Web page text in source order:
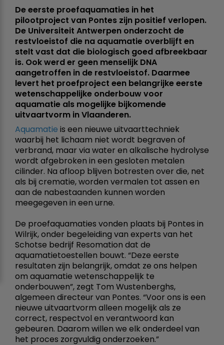
De eerste proefaquamaties in het
pilootproject van Pontes zijn positief verlopen.
De Universiteit Antwerpen onderzocht de
restvloeistof die na aquamatie overblijft en
stelt vast dat die biologisch goed afbreekbaar
is. Ook werd er geen menselijk DNA
aangetroffen in de restvloeistof. Daarmee
levert het proefproject een belangrijke eerste
wetenschappelijke onderbouw voor
aquamatie als mogelijke bijkomende
uitvaartvorm in Vlaanderen.
Aquamatie is een nieuwe uitvaarttechniek
waarbij het lichaam niet wordt begraven of
verbrand, maar via water en alkalische hydrolyse
wordt afgebroken in een gesloten metalen
cilinder. Na afloop blijven botresten over die, net
als bij crematie, worden vermalen tot assen en
aan de nabestaanden kunnen worden
meegegeven in een urne.
De proefaquamaties vonden plaats bij Pontes in
Wilrijk, onder begeleiding van experts van het
Schotse bedrijf Resomation dat de
aquamatietoestellen bouwt. “Deze eerste
resultaten zijn belangrijk, omdat ze ons helpen
om aquamatie wetenschappelijk te
onderbouwen”, zegt Tom Wustenberghs,
algemeen directeur van Pontes. “Voor ons is een
nieuwe uitvaartvorm alleen mogelijk als ze
correct, respectvol en verantwoord kan
gebeuren. Daarom willen we elk onderdeel van
het proces zorgvuldig onderzoeken.”